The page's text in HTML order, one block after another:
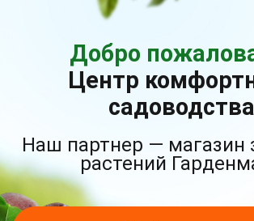
Добро
Центр
садоводства
Наш партнер — магазин
растений